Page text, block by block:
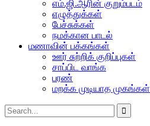
எம்.ஜி.ஆரின் குறும்படம்
எழுத்துக்கள்
பேச்சுக்கள்
நமக்கான பாடல்
மணாவின் பக்கங்கள்
ஊர் சுற்றிக் குறிப்புகள்
சாப்பிட வாங்க
பரண்
மறக்க முடியாத முகங்கள்